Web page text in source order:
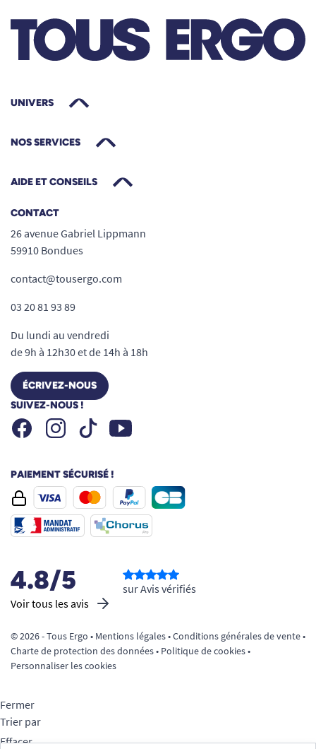
UNIVERS
NOS SERVICES
AIDE ET CONSEILS
CONTACT
26 avenue Gabriel Lippmann
59910 Bondues
contact@tousergo.com
03 20 81 93 89
Du lundi au vendredi
de 9h à 12h30 et de 14h à 18h
ÉCRIVEZ-NOUS
SUIVEZ-NOUS !
FacebookInstagramTiktok Youtube
PAIEMENT SÉCURISÉ !
4.8/5
Voir tous les avis
sur Avis vérifiés
© 2026 - Tous Ergo • Mentions légales•Conditions générales de vente•
Charte de protection des données• Politique de cookies•
Personnaliser les cookies
Fermer
Trier par
Effacer